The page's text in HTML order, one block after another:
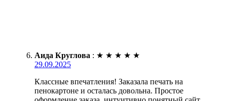
Аида Круглова : ★ ★ ★ ★ ★
29.09.2025
Классные впечатления! Заказала печать на
пенокартоне и осталась довольна. Простое